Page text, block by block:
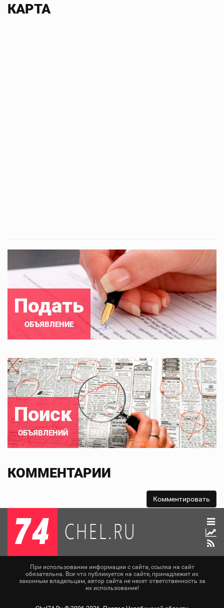
КАРТА
Подать
ОБЪЯВЛЕНИЕ
Поиск
ОБЪЯВЛЕНИЙ
КОММЕНТАРИИ
При использовании информации с сайта, ссылка на сайт
обязательна. Все что публикуется на сайте, принадлежит их
законным владельцам, автор сайта не несет ответственность за
их использование!